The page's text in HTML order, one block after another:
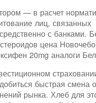
— в расчет
лиц, связанных
с банками.
цена
20mg аналоги
быстрая смена
рынка. Хлеб для